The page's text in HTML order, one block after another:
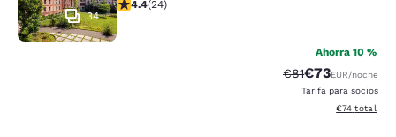
34
4.4(24)
Ahorra 10 %
Precio tachado:
€81Precio con
€73EUR/noche
Tarifa para socios
Ver detalles
€74 total